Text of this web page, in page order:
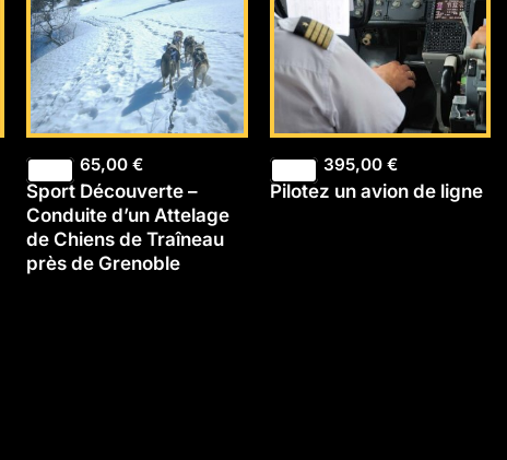
65,00€
Sport Découverte –
Conduite d’un Attelage
de Chiens de Traîneau
près de Grenoble
395,00 €
Pilotez un avion de ligne